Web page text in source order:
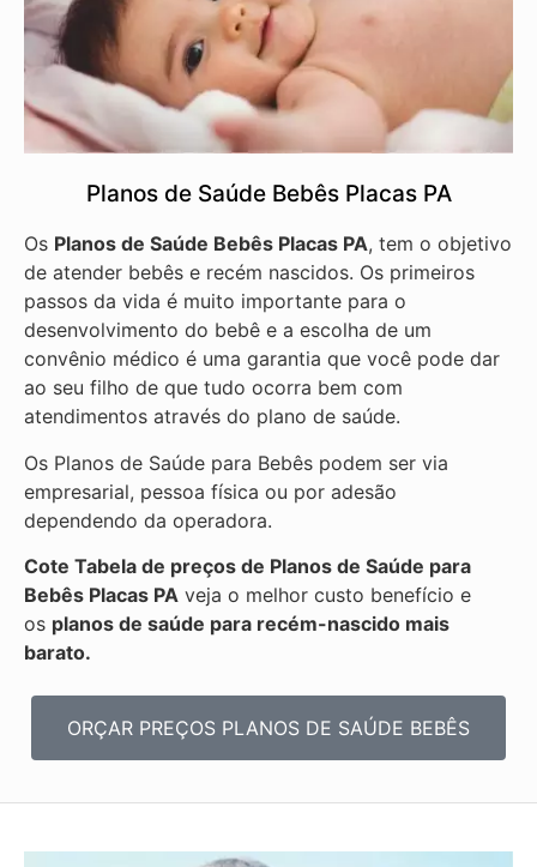
Planos de Saúde Bebês Placas PA
Os Planos de Saúde Bebês Placas PA, tem o objetivo
de atender bebês e recém nascidos. Os primeiros
passos da vida é muito importante para o
desenvolvimento do bebê e a escolha de um
convênio médico é uma garantia que você pode dar
ao seu filho de que tudo ocorra bem com
atendimentos através do plano de saúde.
Os Planos de Saúde para Bebês podem ser via
empresarial, pessoa física ou por adesão
dependendo da operadora.
Cote Tabela de preços de Planos de Saúde para
Bebês Placas PA veja o melhor custo benefício e
os planos de saúde para recém-nascido mais
barato.
ORÇAR PREÇOS PLANOS DE SAÚDE BEBÊS